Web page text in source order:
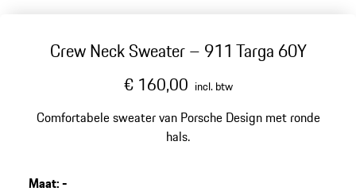
Crew Neck Sweater – 911 Targa 60Y
€ 160,00 incl. btw
Comfortabele sweater van Porsche Design met ronde
hals.
Maat:-